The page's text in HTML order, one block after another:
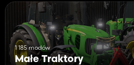
1 185 modów
Małe Traktory